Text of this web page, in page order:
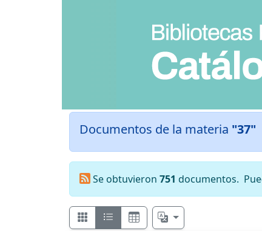
Documentos de la materia "37"
Se obtuvieron 751 documentos.